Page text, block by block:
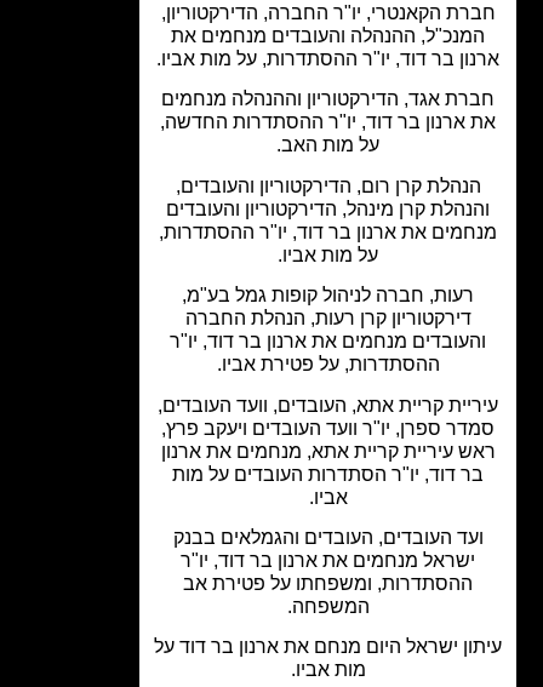
הקאנטרי, יו"ר החברה, הדירקטוריון,
ההנהלה והעובדים מנחמים את
בר דוד, יו"ר ההסתדרות, על מות אביו.
אגד, הדירקטוריון וההנהלה מנחמים
ארנון בר דוד, יו"ר ההסתדרות החדשה,
על מות האב.
הנהלת קרן רום, הדירקטוריון והעובדים,
קרן מינהל, הדירקטוריון והעובדים
את ארנון בר דוד, יו"ר ההסתדרות,
על מות אביו.
רעות, חברה לניהול קופות גמל בע"מ,
דירקטוריון קרן רעות, הנהלת החברה
מנחמים את ארנון בר דוד, יו"ר
ההסתדרות, על פטירת אביו.
קריית אתא, העובדים, וועד העובדים,
ספרן, יו"ר וועד העובדים ויעקב פרץ,
עיריית קריית אתא, מנחמים את ארנון
דוד, יו"ר הסתדרות העובדים על מות
העובדים, העובדים והגמלאים בבנק
ישראל מנחמים את ארנון בר דוד, יו"ר
ההסתדרות, ומשפחתו על פטירת אב
המשפחה.
ישראל היום מנחם את ארנון בר דוד על
מות אביו.